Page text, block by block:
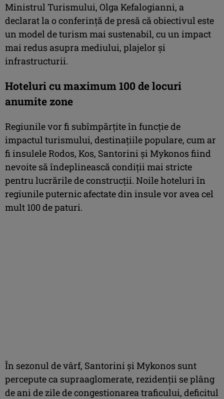
Ministrul Turismului, Olga Kefalogianni, a
declarat la o conferinţă de presă că obiectivul este
un model de turism mai sustenabil, cu un impact
mai redus asupra mediului, plajelor şi
infrastructurii.
Hoteluri cu maximum 100 de locuri
anumite zone
Regiunile vor fi subîmpărţite în funcţie de
impactul turismului, destinaţiile populare, cum ar
fi insulele Rodos, Kos, Santorini şi Mykonos fiind
nevoite să îndeplinească condiţii mai stricte
pentru lucrările de construcţii. Noile hoteluri în
regiunile puternic afectate din insule vor avea cel
mult 100 de paturi.
În sezonul de vârf, Santorini şi Mykonos sunt
percepute ca supraaglomerate, rezidenţii se plâng
de ani de zile de congestionarea traficului, deficitul